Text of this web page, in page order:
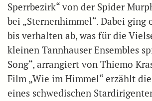
Sperrbezirk“ von der Spider
bei „Sternenhimmel“. Dabei ging
bis verhalten ab, was für die
kleinen Tannhauser Ensembles
Song“, arrangiert von Thiemo
Film „Wie im Himmel“ erzählt
eines schwedischen